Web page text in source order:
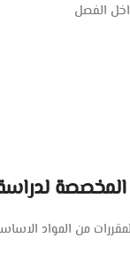
الفصل
من المواد